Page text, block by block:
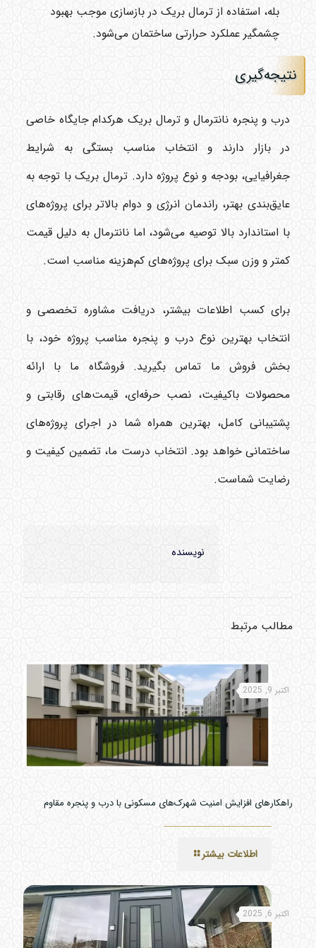
بله، استفاده از ترمال بریک در بازسازی موجب بهبود
چشمگیر عملکرد حرارتی ساختمان می‌شود.
نتیجه‌گیری
درب و پنجره نانترمال و ترمال بریک هرکدام جایگاه خاصی
در بازار دارند و انتخاب مناسب بستگی به شرایط
جغرافیایی، بودجه و نوع پروژه دارد. ترمال بریک با توجه به
عایق‌بندی بهتر، راندمان انرژی و دوام بالاتر برای پروژه‌های
با استاندارد بالا توصیه می‌شود، اما نانترمال به دلیل قیمت
کمتر و وزن سبک برای پروژه‌های کم‌هزینه مناسب است.
برای کسب اطلاعات بیشتر، دریافت مشاوره تخصصی و
انتخاب بهترین نوع درب و پنجره مناسب پروژه خود، با
بخش فروش ما تماس بگیرید. فروشگاه ما با ارائه
محصولات باکیفیت، نصب حرفه‌ای، قیمت‌های رقابتی و
پشتیبانی کامل، بهترین همراه شما در اجرای پروژه‌های
ساختمانی خواهد بود. انتخاب درست ما، تضمین کیفیت و
رضایت شماست.
نویسنده
مطالب مرتبط
اکتبر 9, 2025
راهکارهای افزایش امنیت شهرک‌های مسکونی با درب و پنجره مقاوم
اطلاعات بیشتر
اکتبر 6, 2025